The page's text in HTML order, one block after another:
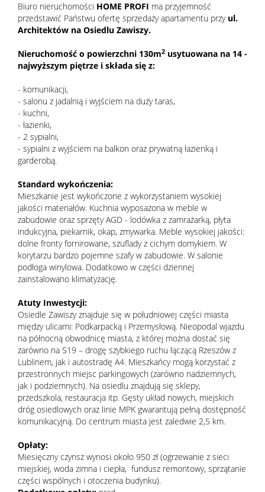
Biuro nieruchomości HOME PROFI ma przyjemność
przedstawić Państwu ofertę sprzedaży apartamentu przyul.
Architektów na Osiedlu Zawiszy.
Nieruchomość o powierzchni 130m2 usytuowana na 14 -
najwyższym piętrze i składa się z:
- komunikacji,
- salonu z jadalnią i wyjściem na duży taras,
- kuchni,
- łazienki,
- 2 sypialni,
- sypialni z wyjściem na balkon oraz prywatną łazienką i
garderobą.
Standard wykończenia:
Mieszkanie jest wykończone z wykorzystaniem wysokiej
jakości materiałów. Kuchnia wyposażona w meble w
zabudowie oraz sprzęty AGD - lodówka z zamrażarką, płyta
indukcyjna, piekarnik, okap, zmywarka. Meble wysokiej jakości:
dolne fronty fornirowane, szuflady z cichym domykiem. W
korytarzu bardzo pojemne szafy w zabudowie. W salonie
podłoga winylowa. Dodatkowo w części dziennej
zainstalowano klimatyzację.
Atuty Inwestycji:
Osiedle Zawiszy znajduje się w południowej części miasta
między ulicami: Podkarpacką i Przemysłową. Nieopodal wjazdu
na północną obwodnicę miasta, z której można dostać się
zarówno na S19 – drogę szybkiego ruchu łączącą Rzeszów z
Lublinem, jak i autostradę A4. Mieszkańcy mogą korzystać z
przestronnych miejsc parkingowych (zarówno nadziemnych,
jak i podziemnych). Na osiedlu znajdują się sklepy,
przedszkola, restauracja itp. Gęsty układ nowych, miejskich
dróg osiedlowych oraz linie MPK gwarantują pełną dostępność
komunikacyjną. Do centrum miasta jest zaledwie 2,5 km.
Opłaty:
Miesięczny czynsz wynosi około 950 zł (ogrzewanie z sieci
miejskiej, woda zimna i ciepła, fundusz remontowy, sprzątanie
części wspólnych i otoczenia budynku).